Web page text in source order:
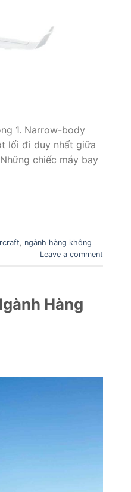
1. Narrow-body
lối đi duy nhất giữa
chiếc máy bay
, ngành hàng không
Leave a comment
Hàng